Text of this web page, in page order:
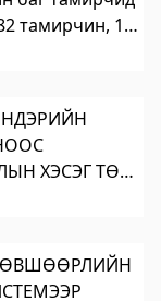
тамирчин, 10
нэгдсэн
ХЭСЭГ ТӨВ
ЗӨВШӨӨРЛИЙН